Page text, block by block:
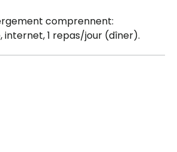
comprennent:
1 repas/jour (dîner).